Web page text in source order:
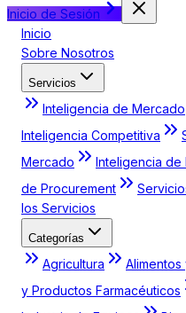
Inicio de Sesión
Inicio
Sobre Nosotros
Servicios
Inteligencia de Mercado
Inteligencia Competitiva
Mercado
Inteligencia de
de Procurement
los Servicios
Categorías
Agricultura Alimentos
y Productos Farmacéuticos